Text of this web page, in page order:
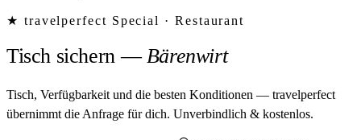
★ travelperfect Special · Restaurant
Tisch sichern—Bärenwirt
Tisch, Verfügbarkeit und die besten Konditionen — travelperfect
übernimmt die Anfrage für dich. Unverbindlich & kostenlos.